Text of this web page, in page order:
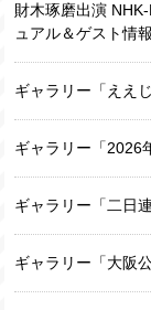
財木琢磨出演
ュアル＆ゲスト情
ギャラリー「ええ
ギャラリー「2026
ギャラリー「二日
ギャラリー「大阪